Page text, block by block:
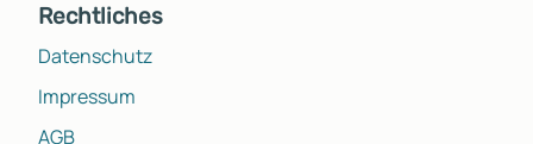
Rechtliches
Datenschutz
Impressum
AGB